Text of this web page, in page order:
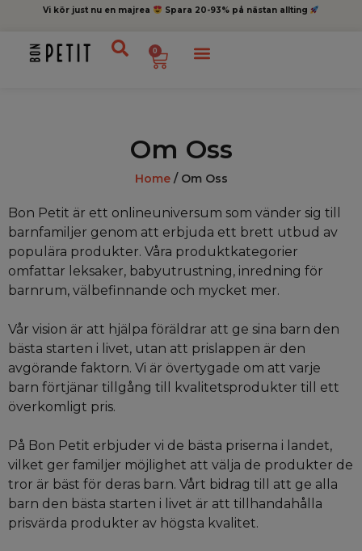
Vi kör just nu en majrea Spara 20-93% på nästan allting
0
Om Oss
Home/ Om Oss
Bon Petit är ett onlineuniversum som vänder sig till
barnfamiljer genom att erbjuda ett brett utbud av
populära produkter. Våra produktkategorier
omfattar leksaker, babyutrustning, inredning för
barnrum, välbefinnande och mycket mer.
Vår vision är att hjälpa föräldrar att ge sina barn den
bästa starten i livet, utan att prislappen är den
avgörande faktorn. Vi är övertygade om att varje
barn förtjänar tillgång till kvalitetsprodukter till ett
överkomligt pris.
På Bon Petit erbjuder vi de bästa priserna i landet,
vilket ger familjer möjlighet att välja de produkter de
tror är bäst för deras barn. Vårt bidrag till att ge alla
barn den bästa starten i livet är att tillhandahålla
prisvärda produkter av högsta kvalitet.